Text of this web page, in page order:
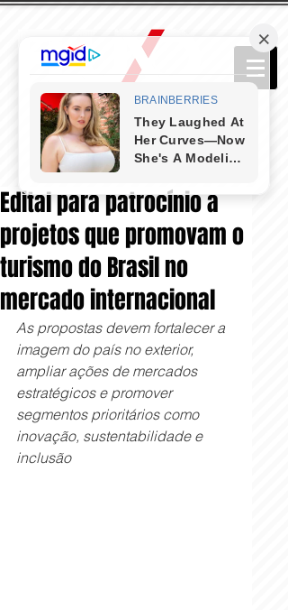
Edital para patrocínio a
projetos que promovam o
turismo do Brasil no
mercado internacional
As propostas devem fortalecer a
imagem do país no exterior,
ampliar ações de mercados
estratégicos e promover
segmentos prioritários como
inovação, sustentabilidade e
inclusão